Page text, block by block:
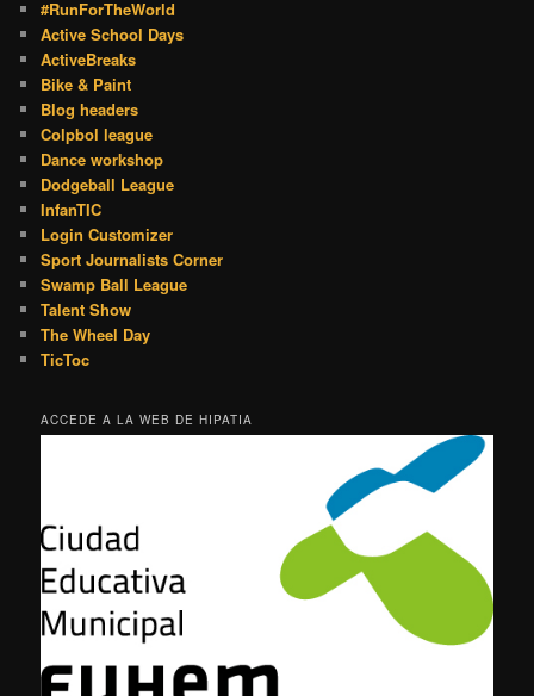
#RunForTheWorld
Active School Days
ActiveBreaks
Bike & Paint
Blog headers
Colpbol league
Dance workshop
Dodgeball League
InfanTIC
Login Customizer
Sport Journalists Corner
Swamp Ball League
Talent Show
The Wheel Day
TicToc
ACCEDE A LA WEB DE HIPATIA